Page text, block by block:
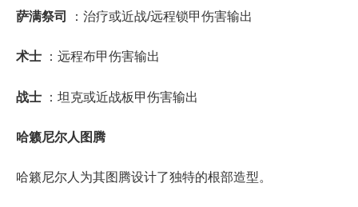
萨满祭司 ​：治疗或近战/远程锁甲伤害输出
术士 ​：远程布甲伤害输出
战士 ​：坦克或近战板甲伤害输出
哈籁尼尔人图腾
哈籁尼尔人为其图腾设计了独特的根部造型。